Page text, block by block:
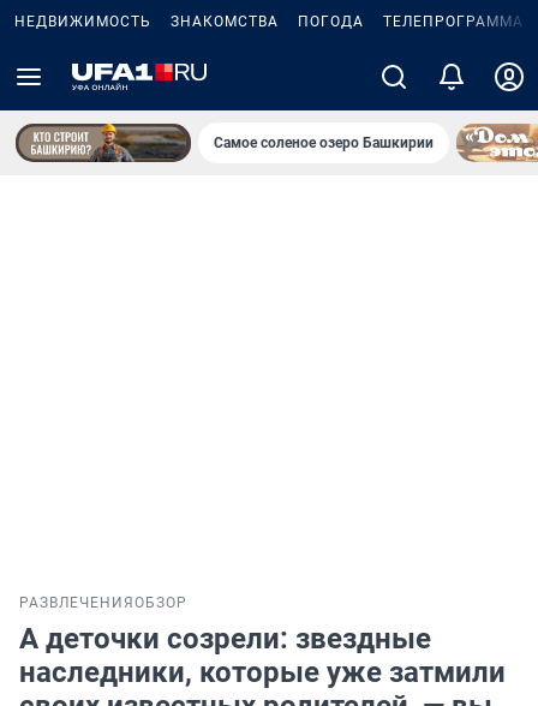
НЕДВИЖИМОСТЬ ЗНАКОМСТВА ПОГОДА ТЕЛЕПРОГРАММА
Самое соленое озеро Башкирии
РАЗВЛЕЧЕНИЯ ОБЗОР
А деточки созрели: звездные
наследники, которые уже затмили